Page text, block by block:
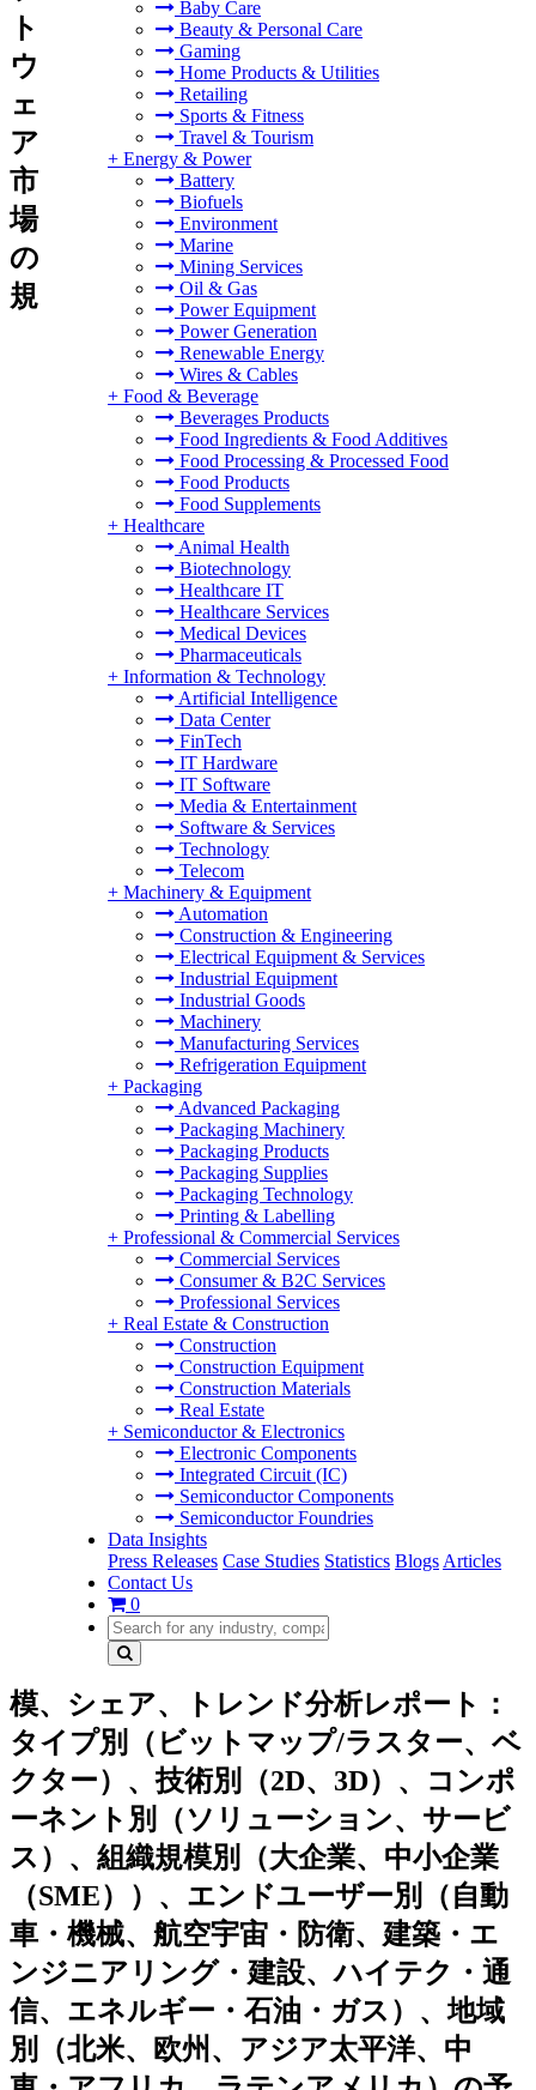
Baby Care
Beauty & Personal Care
Gaming
Home Products & Utilities
Retailing
Sports & Fitness
Travel & Tourism
+ Energy & Power
Battery
Biofuels
Environment
Marine
Mining Services
Oil & Gas
Power Equipment
Power Generation
Renewable Energy
Wires & Cables
+ Food & Beverage
Beverages Products
Food Ingredients & Food Additives
Food Processing & Processed Food
Food Products
Food Supplements
+ Healthcare
Animal Health
Biotechnology
Healthcare IT
Healthcare Services
Medical Devices
Pharmaceuticals
+ Information & Technology
Artificial Intelligence
Data Center
FinTech
IT Hardware
IT Software
Media & Entertainment
Software & Services
Technology
Telecom
+ Machinery & Equipment
Automation
Construction & Engineering
Electrical Equipment & Services
Industrial Equipment
Industrial Goods
Machinery
Manufacturing Services
Refrigeration Equipment
+ Packaging
Advanced Packaging
Packaging Machinery
Packaging Products
Packaging Supplies
Packaging Technology
Printing & Labelling
+ Professional & Commercial Services
Commercial Services
Consumer & B2C Services
Professional Services
+ Real Estate & Construction
Construction
Construction Equipment
Construction Materials
Real Estate
+ Semiconductor & Electronics
Electronic Components
Integrated Circuit (IC)
Semiconductor Components
Semiconductor Foundries
Data Insights
Press Releases Case Studies Statistics Blogs Articles
Contact Us
0
ト
ウ
ェ
ア
市
場
の
規
模、シェア、トレンド分析レポート：
タイプ別（ビットマップ/ラスター、ベ
クター）、技術別（2D、3D）、コンポ
ーネント別（ソリューション、サービ
ス）、組織規模別（大企業、中小企業
（SME））、エンドユーザー別（自動
車・機械、航空宇宙・防衛、建築・エ
ンジニアリング・建設、ハイテク・通
信、エネルギー・石油・ガス）、地域
別（北米、欧州、アジア太平洋、中